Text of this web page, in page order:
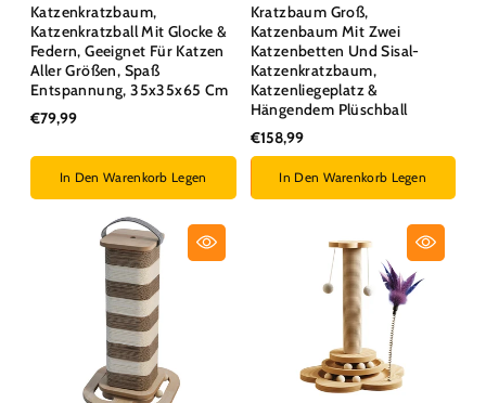
Katzenkratzbaum,
Katzenkratzball Mit Glocke &
Federn, Geeignet Für Katzen
Aller Größen, Spaß
Entspannung, 35x35x65 Cm
€79,99
In Den Warenkorb Legen
Kratzbaum Groß,
Katzenbaum Mit Zwei
Katzenbetten Und Sisal-
Katzenkratzbaum,
Katzenliegeplatz &
Hängendem Plüschball
€158,99
In Den Warenkorb Legen